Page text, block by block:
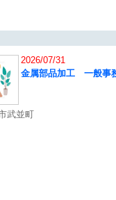
2026/07/31
金属部品加工 一般事
武並町